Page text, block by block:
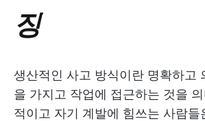
징
생산적인 사고 방식이란 명확하고
을 가지고 작업에 접근하는 것을
적이고 자기 계발에 힘쓰는 사람들